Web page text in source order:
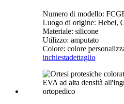
Numero di modello:
Luogo di origine: Hebei,
Materiale: silicone
Utilizzo: amputato
Colore: colore
inchiestadettaglio